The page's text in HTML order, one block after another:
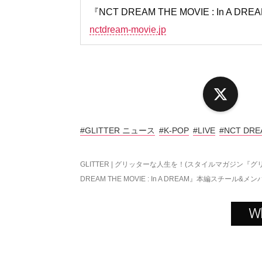
『NCT DREAM THE MOVIE : In A
nctdream-movie.jp
#GLITTER ニュース #K-POP #LIVE #NCT
GLITTER | グリッターな人生を！(スタイルマガジン『グ
DREAM THE MOVIE : In A DREAM』本編スチール&メン